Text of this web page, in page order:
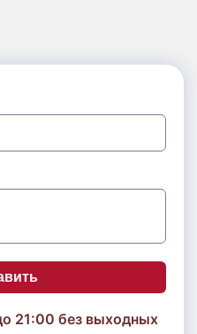
21:00 без выходных